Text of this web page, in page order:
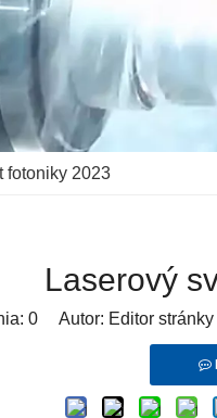
fotoniky 2023
Laserový
0Autor: Editor stránky